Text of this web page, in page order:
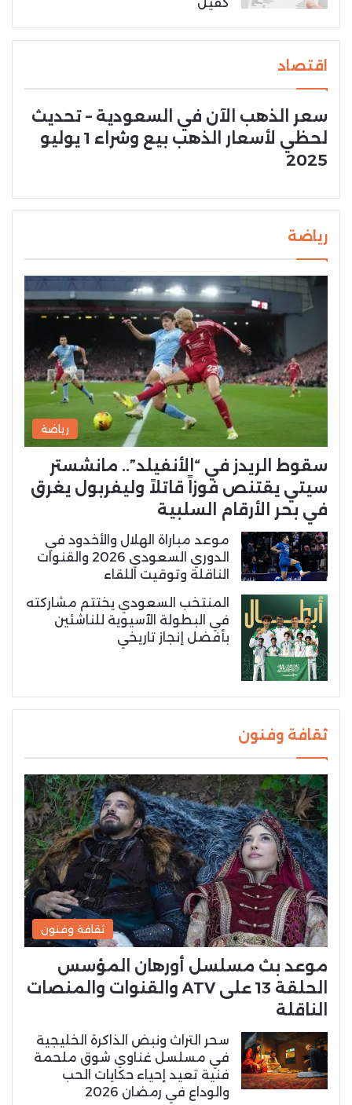
اقتصاد
سعر الذهب الآن في السعودية – تحديث
لحظي لأسعار الذهب بيع وشراء 1 يوليو
2025
رياضة
رياضة
سقوط الريدز في “الأنفيلد”.. مانشستر
سيتي يقتنص فوزاً قاتلاً وليفربول يغرق
في بحر الأرقام السلبية
موعد مباراة الهلال والأخدود في
الدوري السعودي 2026 والقنوات
الناقلة وتوقيت اللقاء
المنتخب السعودي يختتم مشاركته
في البطولة الآسيوية للناشئين
بأفضل إنجاز تاريخي
ثقافة وفنون
ثقافة وفنون
موعد بث مسلسل أورهان المؤسس
الحلقة 13 على ATV والقنوات والمنصات
الناقلة
سحر التراث ونبض الذاكرة الخليجية
في مسلسل غناوي شوق ملحمة
فنية تعيد إحياء حكايات الحب
والوداع في رمضان 2026